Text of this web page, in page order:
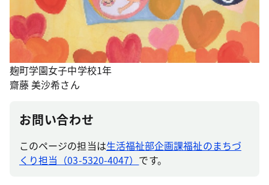
麹町学園女子中学校1年
齋藤 美沙希さん
お問い合わせ
このページの担当は生活福祉部企画課福祉のまちづ
くり担当（03-5320-4047） です。